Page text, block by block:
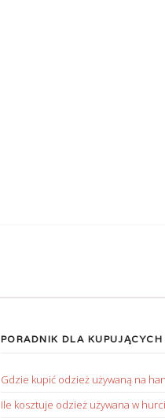
PORADNIK DLA KUPUJĄCYCH
Gdzie kupić odzież używaną na
Ile kosztuje odzież używana w